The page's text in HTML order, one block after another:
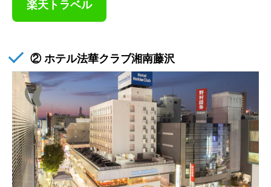
楽天トラベル
② ホテル法華クラブ湘南藤沢